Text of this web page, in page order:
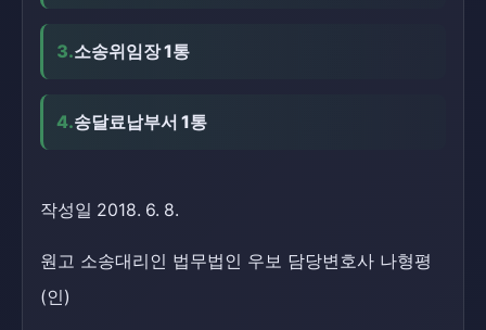
3.소송위임장 1통
4.송달료납부서 1통
작성일 2018. 6. 8.
원고 소송대리인 법무법인 우보 담당변호사 나형평
(인)